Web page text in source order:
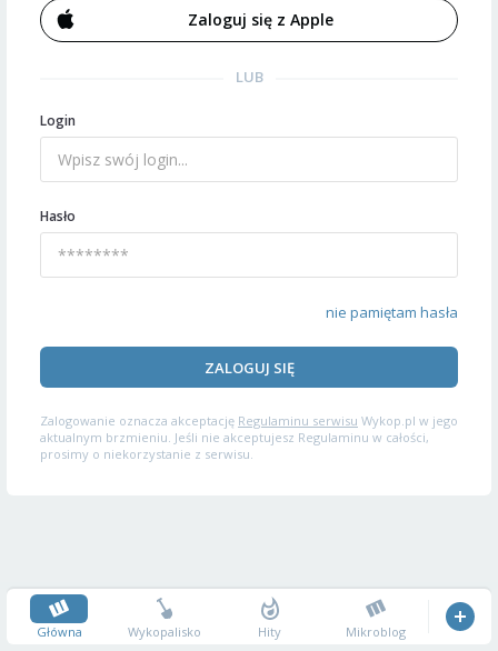
Zaloguj się z Apple
LUB
Login
Hasło
nie pamiętam hasła
ZALOGUJ SIĘ
Zalogowanie oznacza akceptację Regulaminu serwisu Wykop.pl w jego
aktualnym brzmieniu. Jeśli nie akceptujesz Regulaminu w całości,
prosimy o niekorzystanie z serwisu.
Główna Wykopalisko Hity Mikroblog